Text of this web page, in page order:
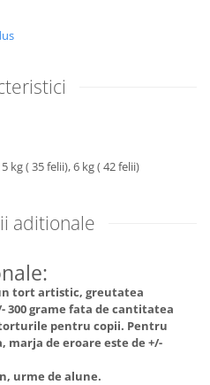
5 kg ( 35 felii),6 kg ( 42 felii)
aditionale
tort artistic, greutatea
300 grame fata de cantitatea
pentru copii. Pentru
de eroare este de +/-
urme de alune.